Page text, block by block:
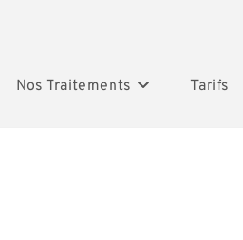
Nos Traitements Tarifs